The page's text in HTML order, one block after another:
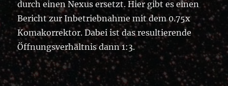
durch einen Nexus ersetzt. Hier gibt es einen
Bericht zur Inbetriebnahme mit dem 0.75x
Komakorrektor. Dabei ist das resultierende
Öffnungsverhältnis dann 1:3.